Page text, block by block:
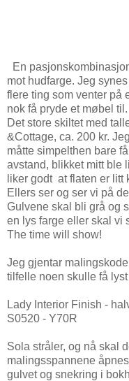
En
mot hudfarge. Jeg
flere ting som venter på
nok få pryde et møbel til.
Det store skiltet med
&Cottage, ca. 200 kr.
måtte simpelthen bare
avstand, blikket mitt ble
liker godt at flaten er litt
Ellers ser og ser vi på
Gulvene skal bli grå og
en lys farge eller skal vi
The time will show!
Jeg gjentar
tilfelle noen skulle få
Lady Interior Finish -
S0520 - Y70R
Sola stråler, og nå skal
malingsspannene
gulvet og snekring i